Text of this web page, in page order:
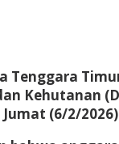
Tenggara
Kehutanan
(6/2/